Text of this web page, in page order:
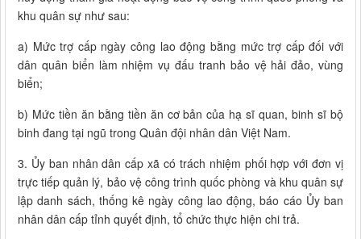
khu quân sự như sau:
a) Mức trợ cấp ngày công lao động bằng mức trợ cấp đối với
dân quân biển làm nhiệm vụ đấu tranh bảo vệ hải đảo, vùng
biển;
b) Mức tiền ăn bằng tiền ăn cơ bản của hạ sĩ quan, binh sĩ bộ
binh đang tại ngũ trong Quân đội nhân dân Việt Nam.
3. Ủy ban nhân dân cấp xã có trách nhiệm phối hợp với đơn vị
trực tiếp quản lý, bảo vệ công trình quốc phòng và khu quân sự
lập danh sách, thống kê ngày công lao động, báo cáo Ủy ban
nhân dân cấp tỉnh quyết định, tổ chức thực hiện chi trả.